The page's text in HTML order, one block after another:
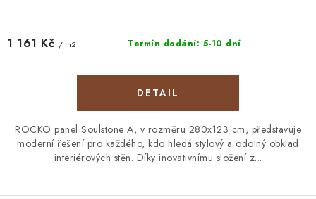
Termín dodání: 5-10 dní
1 161 Kč / m2
ROCKO panel Soulstone A, v rozměru 280x123 cm, představuje
moderní řešení pro každého, kdo hledá stylový a odolný obklad
interiérových stěn. Díky inovativnímu složení z...